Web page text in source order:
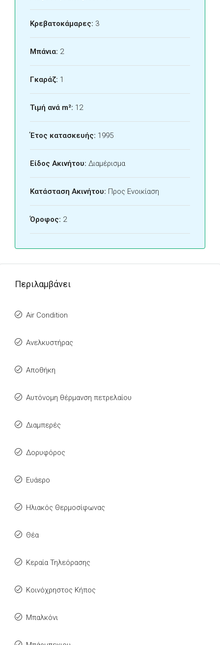
Κρεβατοκάμαρες: 3
Μπάνια: 2
Γκαράζ: 1
Τιμή ανά m²: 12
Έτος κατασκευής: 1995
Είδος Ακινήτου: Διαμέρισμα
Κατάσταση Ακινήτου: Προς Ενοικίαση
Όροφος: 2
Περιλαμβάνει
Air Condition
Ανελκυστήρας
Αποθήκη
Αυτόνομη θέρμανση πετρελαίου
Διαμπερές
Δορυφόρος
Ευάερο
Ηλιακός Θερμοσίφωνας
Θέα
Κεραία Τηλεόρασης
Κοινόχρηστος Κήπος
Μπαλκόνι